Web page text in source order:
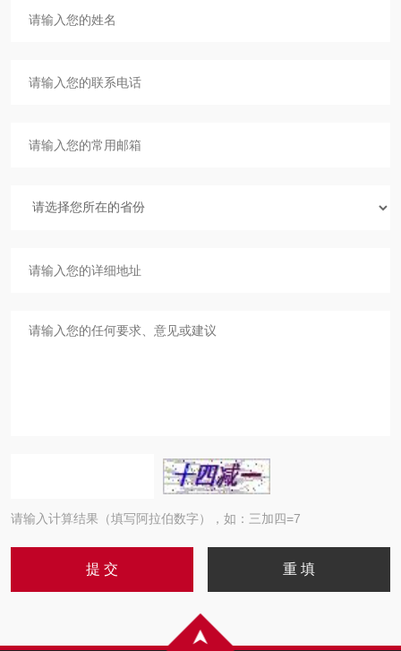
请输入计算结果（填写阿拉伯数字），如：三加四=7